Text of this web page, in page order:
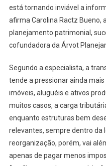
está tornando inviável a
afirma Carolina Ractz Bueno,
planejamento patrimonial,
cofundadora da Árvot
Segundo a especialista, a
tende a pressionar ainda
imóveis, aluguéis e ativos
muitos casos, a carga
enquanto estruturas bem
relevantes, sempre dentro da
reorganização, porém, vai
apenas de pagar menos